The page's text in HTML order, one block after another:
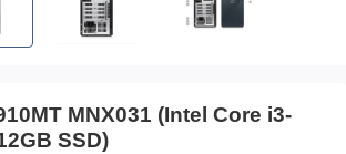
MNX031 (Intel Core i3-
SSD)